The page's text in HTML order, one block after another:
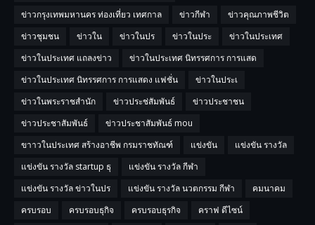
ข่าวกรุงเทพมหานคร ท่องเที่ยว เทศกาล
ข่าวกีฬา
ข่าวคุณภาพชีวิต
ข่าวชุมชน
ข่าวใน ข่าวในปร ข่าวในประ
ข่าวในประเทศ
ข่าวในประเทศ แถลงข่าว
ข่าวในประเทศ นิทรรศการ การแสด
ข่าวในประเทศ นิทรรศการ การแสดง แฟชั่น
ข่าวในประเ
ข่าวในพระราชสำนัก
ข่าวประช่สัมพันธ์
ข่าวประชาชน
ข่าวประชาสัมพันธ์
ข่าวประชาสัมพันธ์ mou
ขาาวในประเทศ สร้างอาชีพ กรมราชทัณฑ์
แข่งขัน
แข่งขัน รางวัล
แข่งขัน รางวัล startup ธุ
แข่งขัน รางวัล กีฬา
แข่งขัน รางวัล ข่าวในปร
แข่งขัน รางวัล นวตกรรม กีฬา
คมนาคม
ครบรอบ
ครบรอบธุกิจ ครบรอบธุรกิจ
คราฟ ดีไซน์